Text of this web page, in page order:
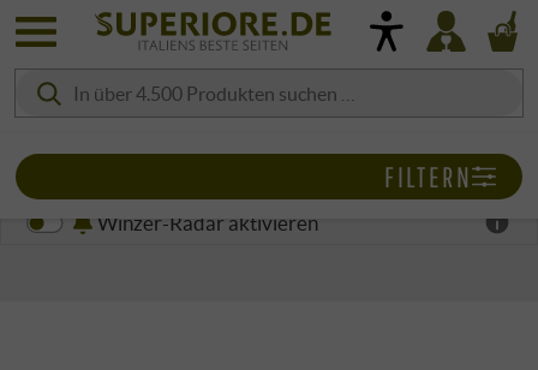
Winzer-Radar aktivieren
FILTERN